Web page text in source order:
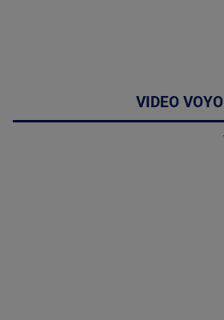
VIDEO VOYO